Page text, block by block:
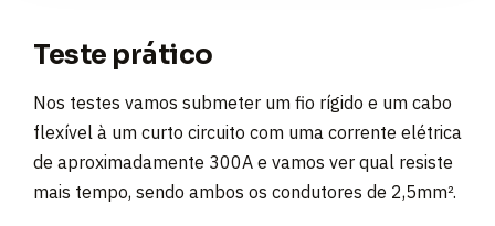
Teste prático
Nos testes vamos submeter um fio rígido e um cabo
flexível à um curto circuito com uma corrente elétrica
de aproximadamente 300A e vamos ver qual resiste
mais tempo, sendo ambos os condutores de 2,5mm².